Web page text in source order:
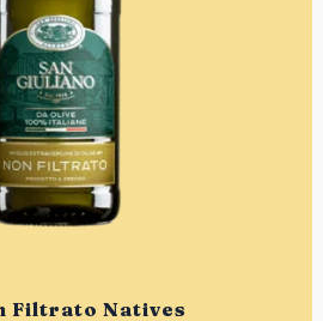
Filtrato Natives